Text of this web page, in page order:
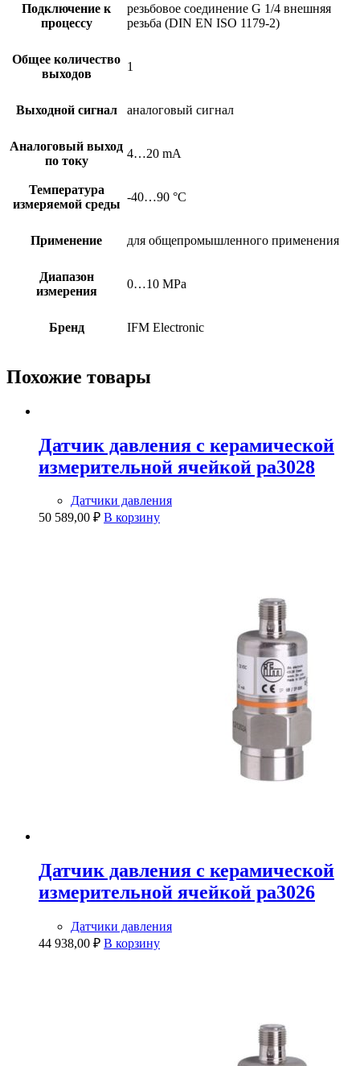
Подключение к
процессу
резьбовое соединение G 1/4 внешняя
резьба (DIN EN ISO 1179-2)
Общее количество
выходов
1
Выходной сигнал аналоговый сигнал
Аналоговый выход
по току
4…20 mA
Температура
измеряемой среды
-40…90 °C
Применение для общепромышленного применения
Диапазон
измерения
0…10 MPa
Бренд IFM Electronic
Похожие товары
Датчик давления с керамической
измерительной ячейкой pa3028
Датчики давления
50 589,00 ₽ В корзину
Датчик давления с керамической
измерительной ячейкой pa3026
Датчики давления
44 938,00 ₽ В корзину